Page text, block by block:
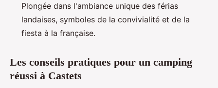
Plongée dans l'ambiance unique des férias
landaises, symboles de la convivialité et de la
fiesta à la française.
Les conseils pratiques pour un camping
réussi à Castets